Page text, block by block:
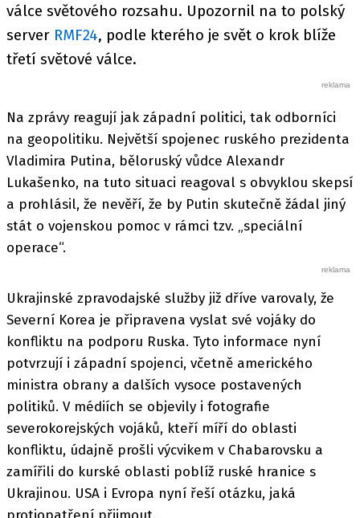
válce světového rozsahu. Upozornil na to polský
server RMF24, podle kterého je svět o krok blíže
třetí světové válce.
Na zprávy reagují jak západní politici, tak odborníci
na geopolitiku. Největší spojenec ruského prezidenta
Vladimira Putina, běloruský vůdce Alexandr
Lukašenko, na tuto situaci reagoval s obvyklou skepsí
a prohlásil, že nevěří, že by Putin skutečně žádal jiný
stát o vojenskou pomoc v rámci tzv. „speciální
operace“.
Ukrajinské zpravodajské služby již dříve varovaly, že
Severní Korea je připravena vyslat své vojáky do
konfliktu na podporu Ruska. Tyto informace nyní
potvrzují i západní spojenci, včetně amerického
ministra obrany a dalších vysoce postavených
politiků. V médiích se objevily i fotografie
severokorejských vojáků, kteří míří do oblasti
konfliktu, údajně prošli výcvikem v Chabarovsku a
zamířili do kurské oblasti poblíž ruské hranice s
Ukrajinou. USA i Evropa nyní řeší otázku, jaká